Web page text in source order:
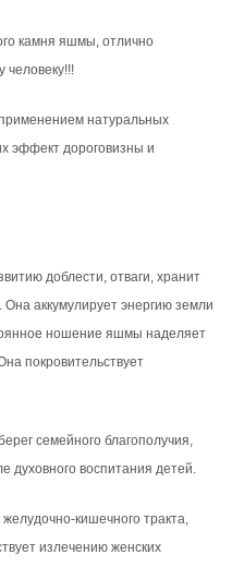
камня яшмы, отлично
человеку!!!
натуральных
эффект дороговизны и
доблести, отваги, хранит
аккумулирует энергию земли
ношение яшмы наделяет
покровительствует
семейного благополучия,
духовного воспитания детей.
кишечного тракта,
излечению женских